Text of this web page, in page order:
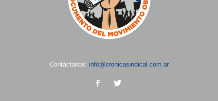
Contáctanos: info@cronicasindical.com.ar